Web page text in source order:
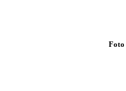
Foto